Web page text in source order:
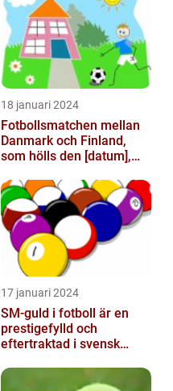
18 januari 2024
Fotbollsmatchen mellan
Danmark och Finland,
som hölls den [datum],
allvarl...
17 januari 2024
SM-guld i fotboll är en
prestigefylld och
eftertraktad i svensk